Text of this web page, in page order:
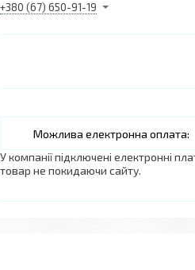
+380 (67) 650-91-19
У компанії підключені електронні
товар не покидаючи сайту.